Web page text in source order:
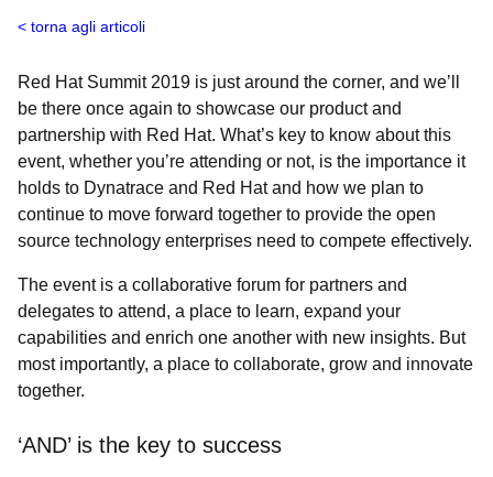
torna agli articoli
Red Hat Summit 2019 is just around the corner, and we’ll
be there once again to showcase our product and
partnership with Red Hat. What’s key to know about this
event, whether you’re attending or not, is the importance it
holds to Dynatrace and Red Hat and how we plan to
continue to move forward together to provide the open
source technology enterprises need to compete effectively.
The event is a collaborative forum for partners and
delegates to attend, a place to learn, expand your
capabilities and enrich one another with new insights. But
most importantly, a place to collaborate, grow and innovate
together.
‘AND’ is the key to success